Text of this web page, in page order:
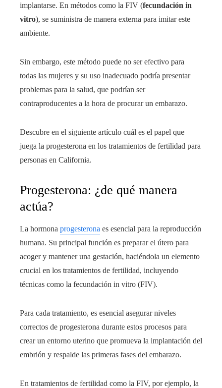
implantarse. En métodos como la FIV (fecundación in
vitro), se suministra de manera externa para imitar este
ambiente.
Sin embargo, este método puede no ser efectivo para
todas las mujeres y su uso inadecuado podría presentar
problemas para la salud, que podrían ser
contraproducentes a la hora de procurar un embarazo.
Descubre en el siguiente artículo cuál es el papel que
juega la progesterona en los tratamientos de fertilidad para
personas en California.
Progesterona: ¿de qué manera
actúa?
La hormona progesterona es esencial para la reproducción
humana. Su principal función es preparar el útero para
acoger y mantener una gestación, haciéndola un elemento
crucial en los tratamientos de fertilidad, incluyendo
técnicas como la fecundación in vitro (FIV).
Para cada tratamiento, es esencial asegurar niveles
correctos de progesterona durante estos procesos para
crear un entorno uterino que promueva la implantación del
embrión y respalde las primeras fases del embarazo.
En tratamientos de fertilidad como la FIV, por ejemplo, la